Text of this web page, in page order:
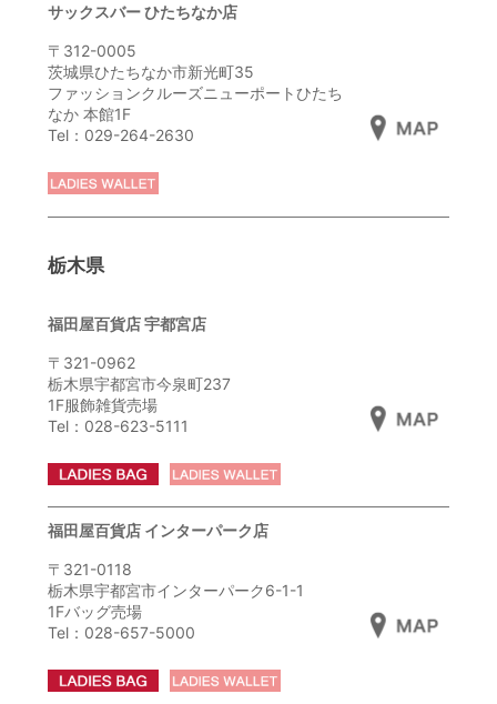
サックスバー ひたちなか店
〒312-0005
茨城県ひたちなか市新光町35
ファッションクルーズニューポートひたち
なか 本館1F
Tel：029-264-2630
栃木県
福田屋百貨店 宇都宮店
〒321-0962
栃木県宇都宮市今泉町237
1F服飾雑貨売場
Tel：028-623-5111
福田屋百貨店 インターパーク店
〒321-0118
栃木県宇都宮市インターパーク6-1-1
1Fバッグ売場
Tel：028-657-5000